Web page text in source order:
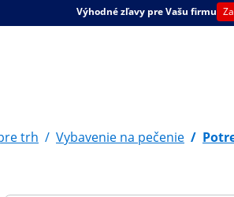
Výhodné zľavy pre Vašu firmu
trh / Vybavenie na pečenie /